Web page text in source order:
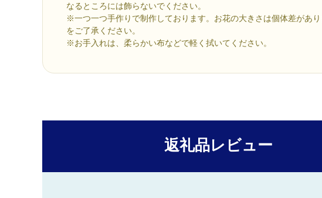
なるところには飾らないでください。
※一つ一つ手作りで制作しております。お花の大きさは個体差があり
をご了承ください。
※お手入れは、柔らかい布などで軽く拭いてください。
返礼品レビュー